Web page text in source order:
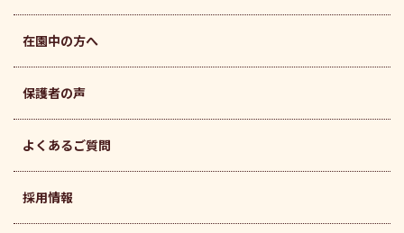
在園中の方へ
保護者の声
よくあるご質問
採用情報